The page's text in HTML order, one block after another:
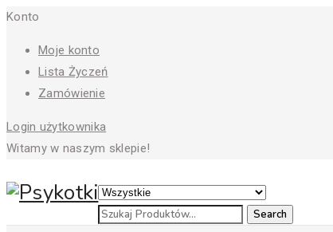
Konto
Moje konto
Lista Życzeń
Zamówienie
Login użytkownika
Witamy w naszym sklepie!